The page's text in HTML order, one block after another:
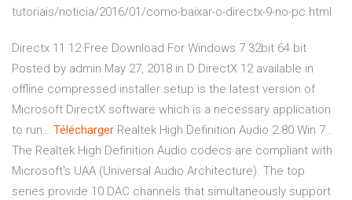
tutoriais/noticia/2016/01/como-baixar-o-directx-9-no-pc.html
Directx 11 12 Free Download For Windows 7 32bit 64 bit
Posted by admin May 27, 2018 in D DirectX 12 available in
offline compressed installer setup is the latest version of
Microsoft DirectX software which is a necessary application
to run… Télécharger Realtek High Definition Audio 2.80 Win 7…
The Realtek High Definition Audio codecs are compliant with
Microsoft's UAA (Universal Audio Architecture). The top
series provide 10 DAC channels that simultaneously support